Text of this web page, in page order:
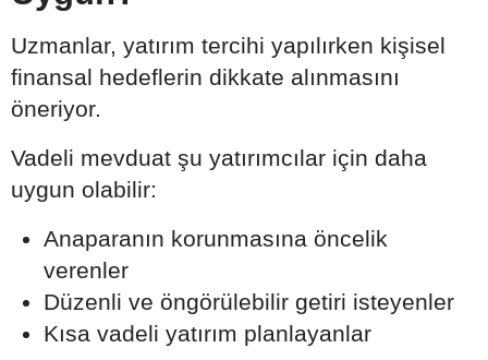
Uzmanlar, yatırım tercihi yapılırken kişisel
finansal hedeflerin dikkate alınmasını
öneriyor.
Vadeli mevduat şu yatırımcılar için daha
uygun olabilir:
Anaparanın korunmasına öncelik
verenler
Düzenli ve öngörülebilir getiri isteyenler
Kısa vadeli yatırım planlayanlar